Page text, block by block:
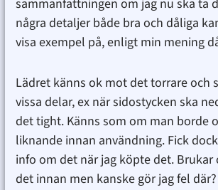
sammanfattningen om jag nu ska ta
några detaljer både bra och dåliga
visa exempel på, enligt min mening
Lädret känns ok mot det torrare och
vissa delar, ex när sidostycken ska
det tight. Känns som om man borde
liknande innan användning. Fick
info om det när jag köpte det. Brukar
det innan men kanske gör jag fel där?